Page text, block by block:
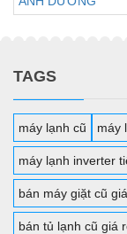
TAGS
máy lạnh cũ máy
máy lạnh inverter
bán máy giặt cũ
bán tủ lạnh cũ giá